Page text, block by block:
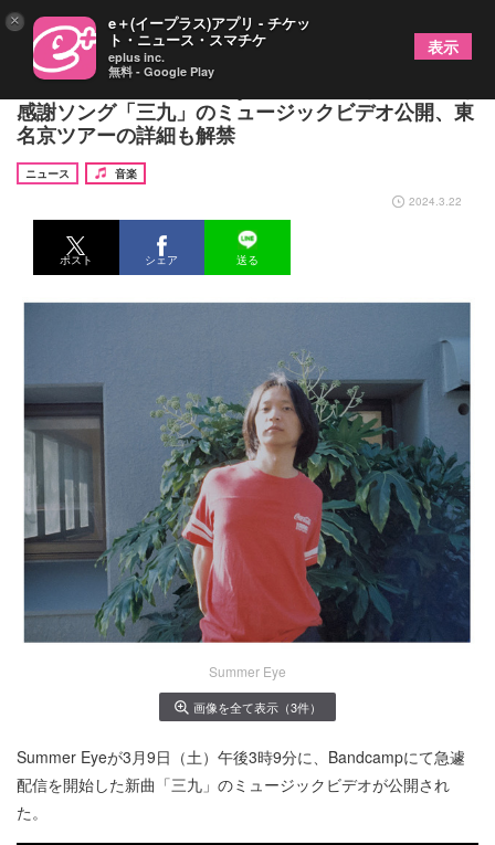
39歳を迎えるSummer Eyeからのとびきりビッグな
感謝ソング「三九」のミュージックビデオ公開、東
名京ツアーの詳細も解禁
ニュース
音楽
2024.3.22
ポスト シェア 送る
Summer Eye
画像を全て表示（3件）
Summer Eyeが3月9日（土）午後3時9分に、Bandcampにて急遽
配信を開始した新曲「三九」のミュージックビデオが公開され
た。
× e＋(イープラス)アプリ - チケッ
ト・ニュース・スマチケ
eplus inc.
無料 - Google Play
表示